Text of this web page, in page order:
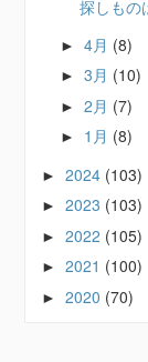
探しもの
►4月 (8)
►3月 (10)
►2月 (7)
► 1月 (8)
►2024 (103)
►2023 (103)
►2022 (105)
►2021 (100)
►2020 (70)